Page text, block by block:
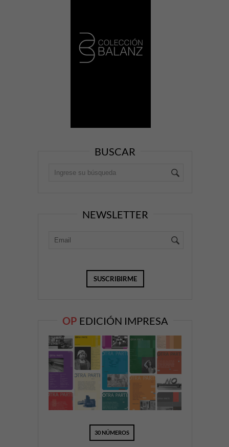
BUSCAR
NEWSLETTER
OP EDICIÓN IMPRESA
30 NÚMEROS